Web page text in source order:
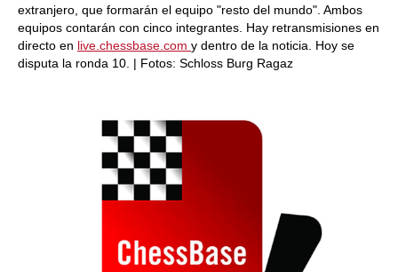
extranjero, que formarán el equipo "resto del mundo". Ambos
equipos contarán con cinco integrantes. Hay retransmisiones en
directo en live.chessbase.com y dentro de la noticia. Hoy se
disputa la ronda 10. | Fotos: Schloss Burg Ragaz